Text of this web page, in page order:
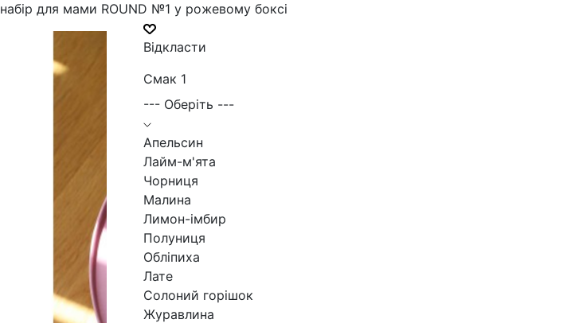
для мами ROUND №1 у рожевому боксі
Відкласти
Смак 1
--- Оберіть ---
Апельсин
Лайм-м'ята
Чорниця
Малина
Лимон-імбир
Полуниця
Обліпиха
Лате
Солоний горішок
Журавлина